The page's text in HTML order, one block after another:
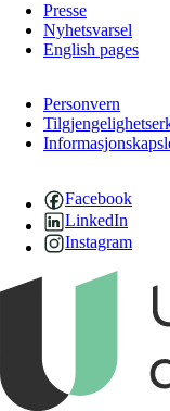
Presse
Nyhetsvarsel
English pages
Personvern
Facebook
LinkedIn
Instagram